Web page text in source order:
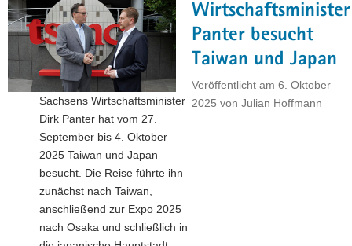
Nominierten
für
den
Sächsischen
Meilenstein
2025"
Wirtschaftsminister
Panter besucht
Taiwan und Japan
Veröffentlicht am 6. Oktober
2025 von Julian Hoffmann
Sachsens Wirtschaftsminister
Dirk Panter hat vom 27.
September bis 4. Oktober
2025 Taiwan und Japan
besucht. Die Reise führte ihn
zunächst nach Taiwan,
anschließend zur Expo 2025
nach Osaka und schließlich in